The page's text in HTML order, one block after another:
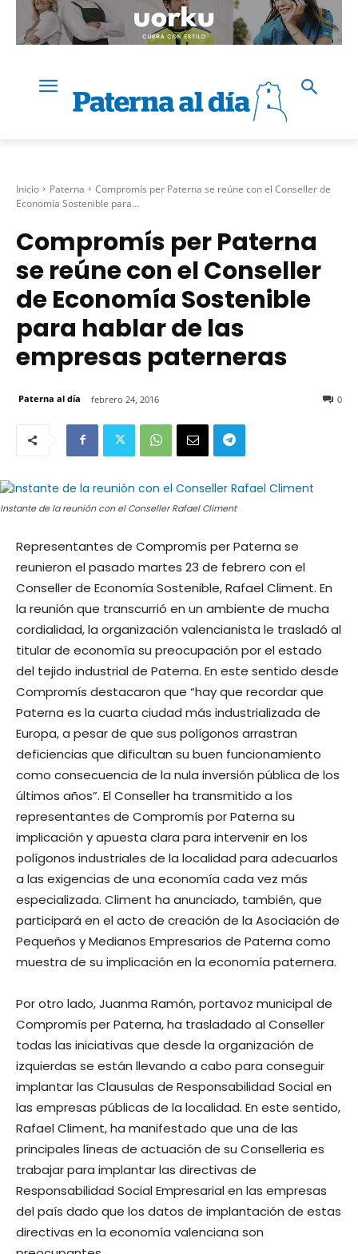
Inicio Paterna
Compromís per Paterna se reúne con el Conseller de
Economía Sostenible para...
Compromís per Paterna
se reúne con el Conseller
de Economía Sostenible
para hablar de las
empresas paterneras
Paterna al día febrero 24, 2016 0
Instante de la reunión con el Conseller Rafael Climent
Representantes de Compromís per Paterna se
reunieron el pasado martes 23 de febrero con el
Conseller de Economía Sostenible, Rafael Climent. En
la reunión que transcurrió en un ambiente de mucha
cordialidad, la organización valencianista le trasladó al
titular de economía su preocupación por el estado
del tejido industrial de Paterna. En este sentido desde
Compromís destacaron que “hay que recordar que
Paterna es la cuarta ciudad más industrializada de
Europa, a pesar de que sus polígonos arrastran
deficiencias que dificultan su buen funcionamiento
como consecuencia de la nula inversión pública de los
últimos años”. El Conseller ha transmitido a los
representantes de Compromís por Paterna su
implicación y apuesta clara para intervenir en los
polígonos industriales de la localidad para adecuarlos
a las exigencias de una economía cada vez más
especializada. Climent ha anunciado, también, que
participará en el acto de creación de la Asociación de
Pequeños y Medianos Empresarios de Paterna como
muestra de su implicación en la economía paternera.
Por otro lado, Juanma Ramón, portavoz municipal de
Compromís per Paterna, ha trasladado al Conseller
todas las iniciativas que desde la organización de
izquierdas se están llevando a cabo para conseguir
implantar las Clausulas de Responsabilidad Social en
las empresas públicas de la localidad. En este sentido,
Rafael Climent, ha manifestado que una de las
principales líneas de actuación de su Conselleria es
trabajar para implantar las directivas de
Responsabilidad Social Empresarial en las empresas
del país dado que los datos de implantación de estas
directivas en la economía valenciana son